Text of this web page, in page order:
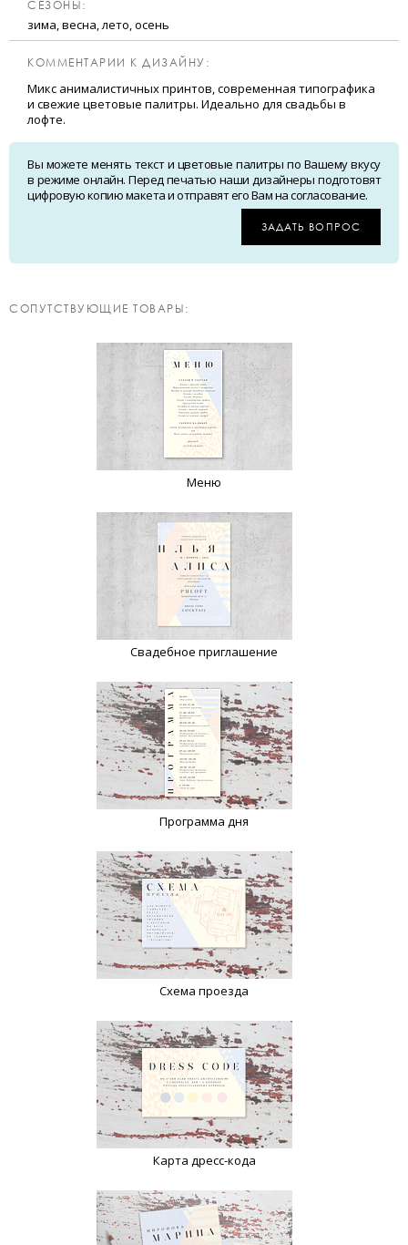
CЕЗОНЫ:
зима, весна, лето, осень
КОММЕНТАРИИ К ДИЗАЙНУ:
Микс анималистичных принтов, современная типографика
и свежие цветовые палитры. Идеально для свадьбы в
лофте.
Вы можете менять текст и цветовые палитры по Вашему вкусу
в режиме онлайн. Перед печатью наши дизайнеры подготовят
цифровую копию макета и отправят его Вам на согласование.
ЗАДАТЬ ВОПРОС
CОПУТСТВУЮЩИЕ ТОВАРЫ:
Меню
Свадебное приглашение
Программа дня
Схема проезда
Карта дресс-кода